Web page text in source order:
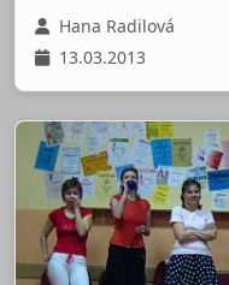
Hana Radilová
13.03.2013